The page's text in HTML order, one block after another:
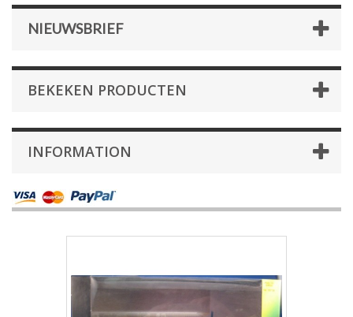
NIEUWSBRIEF
BEKEKEN PRODUCTEN
INFORMATION